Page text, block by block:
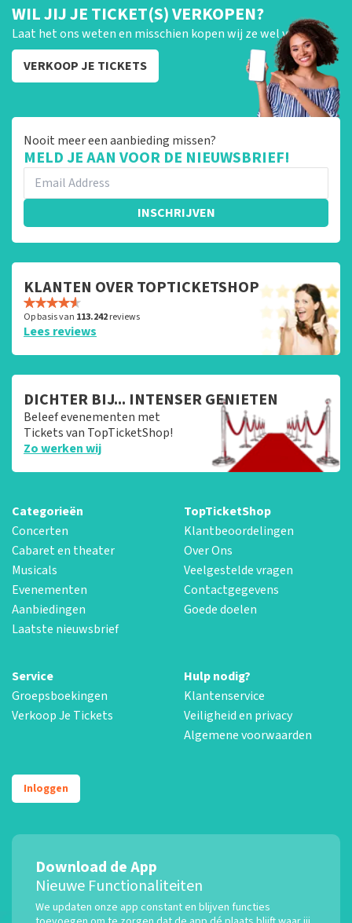
WIL JIJ JE TICKET(S) VERKOPEN?
Laat het ons weten en misschien kopen wij ze wel van je!
VERKOOP JE TICKETS
Nooit meer een aanbieding missen?
MELD JE AAN VOOR DE NIEUWSBRIEF!
INSCHRIJVEN
KLANTEN OVER TOPTICKETSHOP
Op basis van 113.242reviews
Lees reviews
DICHTER BIJ... INTENSER GENIETEN
Beleef evenementen met
Tickets van TopTicketShop!
Zo werken wij
Categorieën
Concerten
Cabaret en theater
Musicals
Evenementen
Aanbiedingen
Laatste nieuwsbrief
TopTicketShop
Klantbeoordelingen
Over Ons
Veelgestelde vragen
Contactgegevens
Goede doelen
Service
Groepsboekingen
Verkoop Je Tickets
Hulp nodig?
Klantenservice
Veiligheid en privacy
Algemene voorwaarden
Inloggen
Download de App
Nieuwe Functionaliteiten
We updaten onze app constant en blijven functies